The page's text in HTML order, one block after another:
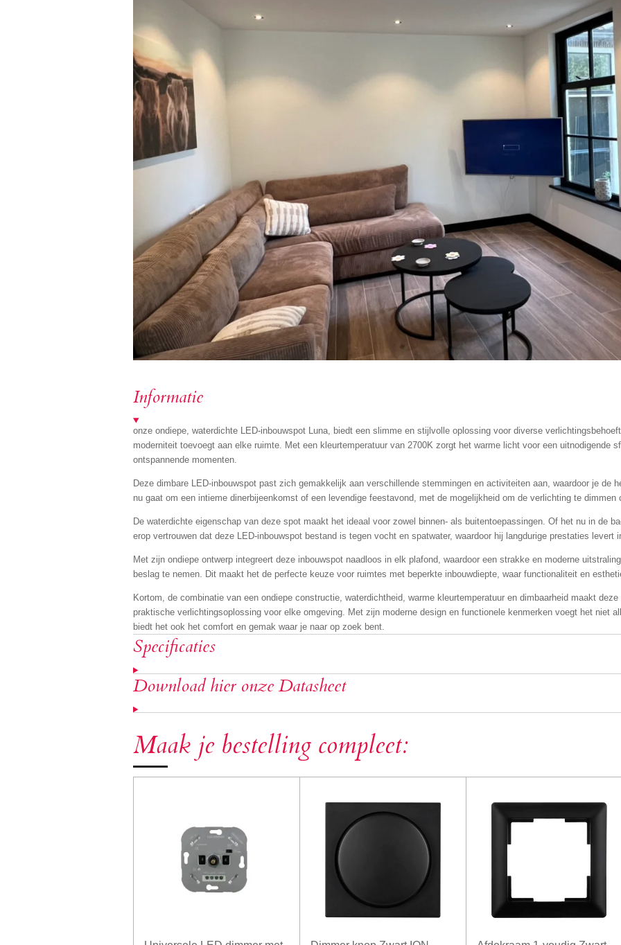
Informatie
onze ondiepe, waterdichte LED-inbouwspot Luna, biedt een slimme en stijlvolle oplossing voor diverse
moderniteit toevoegt aan elke ruimte. Met een kleurtemperatuur van 2700K zorgt het warme licht voor een uitnodigende
ontspannende momenten.
Deze dimbare LED-inbouwspot past zich gemakkelijk aan verschillende stemmingen en activiteiten aan, waardoor je de
nu gaat om een intieme dinerbijeenkomst of een levendige feestavond, met de mogelijkheid om de verlichting te
De waterdichte eigenschap van deze spot maakt het ideaal voor zowel binnen- als buitentoepassingen. Of het nu in de
erop vertrouwen dat deze LED-inbouwspot bestand is tegen vocht en spatwater, waardoor hij langdurige prestaties levert
Met zijn ondiepe ontwerp integreert deze inbouwspot naadloos in elk plafond, waardoor een strakke en moderne
beslag te nemen. Dit maakt het de perfecte keuze voor ruimtes met beperkte inbouwdiepte, waar functionaliteit en
Kortom, de combinatie van een ondiepe constructie, waterdichtheid, warme kleurtemperatuur en dimbaarheid maakt
praktische verlichtingsoplossing voor elke omgeving. Met zijn moderne design en functionele kenmerken voegt het niet
biedt het ook het comfort en gemak waar je naar op zoek bent.
Specificaties
Download hier onze Datasheet
Maak je bestelling compleet: